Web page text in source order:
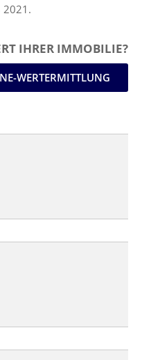
2021.
IHRER IMMOBILIE?
WERTERMITTLUNG